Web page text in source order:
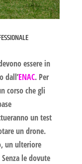
essere in
dall’ENAC. Per
corso che gli
un test
un drone.
un ulteriore
le dovute